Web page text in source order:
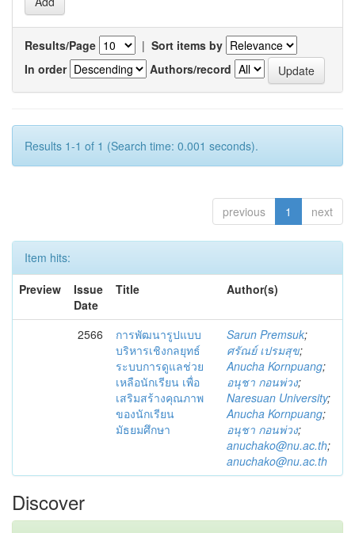
Results/Page | Sort items by
In order
Authors/record
Results 1-1 of 1 (Search time: 0.001 seconds).
previous 1 next
Item hits:
Preview
Issue
Date
Title Author(s)
2566
การพัฒนารูปแบบ
บริหารเชิงกลยุทธ์
ระบบการดูแลช่วย
เหลือนักเรียน เพื่อ
เสริมสร้างคุณภาพ
ของนักเรียน
มัธยมศึกษา
Sarun Premsuk;
ศรัณย์ เปรมสุข;
Anucha Kornpuang;
อนุชา กอนพ่วง;
Naresuan University;
Anucha Kornpuang;
อนุชา กอนพ่วง;
anuchako@nu.ac.th;
anuchako@nu.ac.th
Discover